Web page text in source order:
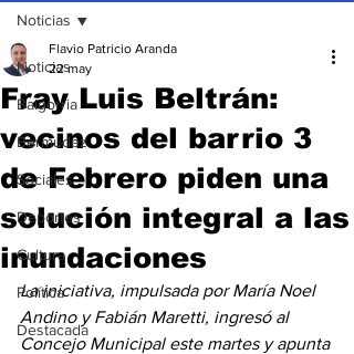
Noticias
Baigorria
Bermúdez
Sociales
Deportes
Cultura
Política
Destacada
Noticias
Fray Luis Beltrán:
vecinos del barrio 3
de Febrero piden una
solución integral a las
inundaciones
Flavio Patricio Aranda
22 may
La iniciativa, impulsada por María Noel
Andino y Fabián Maretti, ingresó al
Concejo Municipal este martes y apunta